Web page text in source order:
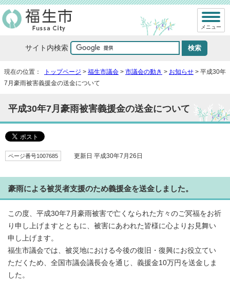
サイト内検索
メニュー
現在の位置： トップページ > 福生市議会 > 市議会の動き > お知らせ > 平成30年
7月豪雨被害義援金の送金について
平成30年7月豪雨被害義援金の送金について
ページ番号1007685 更新日 平成30年7月26日
豪雨による被災者支援のため義援金を送金しました。
この度、平成30年7月豪雨被害で亡くなられた方々のご冥福をお祈
り申し上げますとともに、被害にあわれた皆様に心よりお見舞い
申し上げます。
福生市議会では、被災地における今後の復旧・復興にお役立てい
ただくため、全国市議会議長会を通じ、義援金10万円を送金しま
した。